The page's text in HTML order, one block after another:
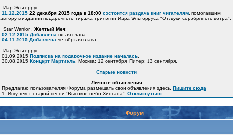
Иар Эльтеррус
11.12.2015 22 декабря 2015 года в 18:00 состоится раздача книг читателям , помогавшим
автору в издании подарочного тиража трилогии Иара Эльтерруса "Отзвуки серебряного ветра".
Star Warrior . Желтый Меч:
02.12.2015 Добавлена пятая глава.
04.11.2015 Добавлена четвёртая глава.
Иар Эльтеррус
01.09.2015 Подписка на подарочное издание началась
30.08.2015 Концерт Мартиэль . Москва: 12 сентября, Питер: 13 сентября.
Старые новости
Личные объявления
Предлагаю пользователям Форума размещать свои объявления здесь. Пишите сюда
1. Ищу текст старой песни "Высокое небо Хингана". Откликнуться
Форум